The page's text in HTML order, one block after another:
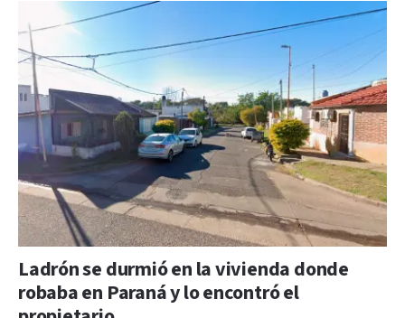
Ladrón se durmió en la vivienda donde
robaba en Paraná y lo encontró el